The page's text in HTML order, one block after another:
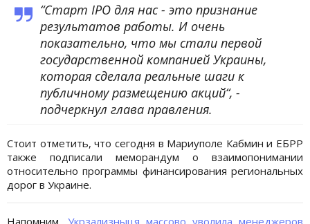
“Старт IPO для нас - это признание
результатов работы. И очень
показательно, что мы стали первой
государственной компанией Украины,
которая сделала реальные шаги к
публичному размещению акций“, -
подчеркнул глава правления.
Стоит отметить, что сегодня в Мариуполе Кабмин и ЕБРР
также подписали меморандум о взаимопонимании
относительно программы финансирования региональных
дорог в Украине.
Напомним, Укрзализныця массово уволила менеджеров